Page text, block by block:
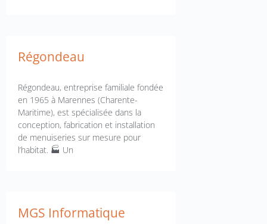
Régondeau
Régondeau, entreprise familiale fondée
en 1965 à Marennes (Charente-
Maritime), est spécialisée dans la
conception, fabrication et installation
de menuiseries sur mesure pour
l’habitat. 🏭 Un
MGS Informatique